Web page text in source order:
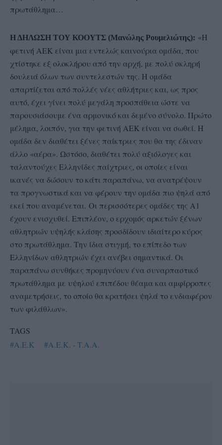
πρωτάθλημα…
Η ΔΗΛΩΣΗ ΤΟΥ ΚΟΟΥΤΣ (Μανώλης Ρουμελιώτης): «Η
φετινή ΑΕΚ είναι μια εντελώς καινούρια ομάδα, που
χτίστηκε εξ ολοκλήρου από την αρχή, με πολύ σκληρή
δουλειά όλων των συντελεστών της. Η ομάδα
απαρτίζεται από πολλές νέες αθλήτριες και, ως προς
αυτό, έχει γίνει πολύ μεγάλη προσπάθεια ώστε να
παρουσιάσουμε ένα αρμονικό και δεμένο σύνολο. Πρώτο
μέλημα, λοιπόν, για την φετινή ΑΕΚ είναι να σωθεί. Η
ομάδα δεν διαθέτει ξένες παίκτριες που θα της έδιναν
άλλο «αέρα». Ωστόσο, διαθέτει πολύ αξιόλογες και
ταλαντούχες Ελληνίδες παίχτριες, οι οποίες είναι
ικανές να δώσουν το κάτι παραπάνω, να ανατρέψουν
τα προγνωστικά και να φέρουν την ομάδα πιο ψηλά από
εκεί που αναμένεται. Οι περισσότερες ομάδες της Α1
έχουν ενισχυθεί. Επιπλέον, ο ερχομός αρκετών ξένων
αθλητριών υψηλής κλάσης προσδίδουν ιδιαίτερο κύρος
στο πρωτάθλημα. Την ίδια στιγμή, το επίπεδο των
Ελληνίδων αθλητριών έχει ανέβει σημαντικά. Οι
παραπάνω συνθήκες προμηνύουν ένα συναρπαστικό
πρωτάθλημα με υψηλού επιπέδου θέαμα και αμφίρροπες
αναμετρήσεις, το οποίο θα κρατήσει ψηλά το ενδιαφέρον
των φιλάθλων».
TAGS
#Α.Ε.Κ
#A.E.K. - T.A.A.